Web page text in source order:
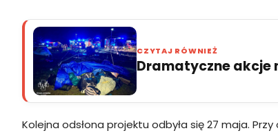
CZYTAJ RÓWNIEŻ
Dramatyczne akcje
Kolejna odsłona projektu odbyła się 27 maja.